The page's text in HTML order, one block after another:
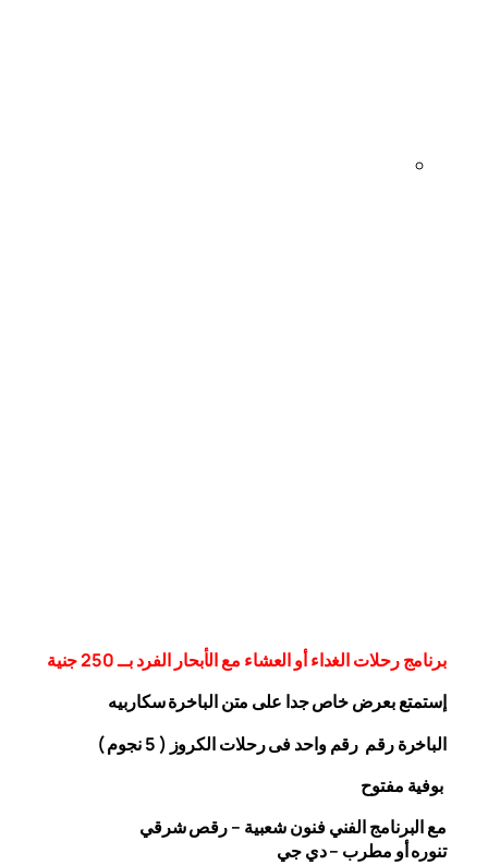
برنامج رحلات الغداء أو العشاء مع الأبحار الفرد بــ 250 جنية
إستمتع بعرض خاص جدا على متن الباخرةسكاربيه
الباخرة رقم رقم واحد فى رحلات الكروز ( 5 نجوم )
بوفية مفتوح
مع البرنامج الفني فنون شعبية – رقص شرقي
تنوره أو مطرب – دي جي